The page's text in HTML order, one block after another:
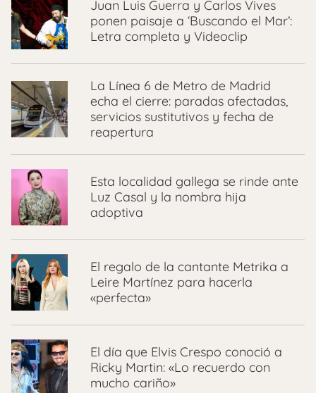
Juan Luis Guerra y Carlos Vives
ponen paisaje a ‘Buscando el Mar’:
Letra completa y Videoclip
La Línea 6 de Metro de Madrid
echa el cierre: paradas afectadas,
servicios sustitutivos y fecha de
reapertura
Esta localidad gallega se rinde ante
Luz Casal y la nombra hija
adoptiva
El regalo de la cantante Metrika a
Leire Martínez para hacerla
«perfecta»
El día que Elvis Crespo conoció a
Ricky Martin: «Lo recuerdo con
mucho cariño»